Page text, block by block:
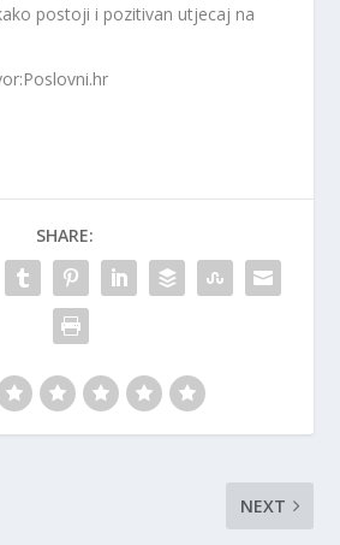
postoji i pozitivan utjecaj na
SHARE:
NEXT